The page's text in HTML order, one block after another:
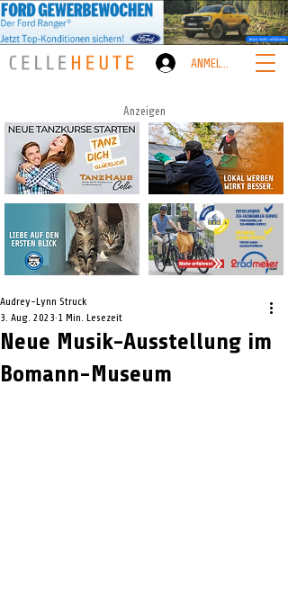
ANMELDEN
Anzeigen
Neue Musik-Ausstellung im
Bomann-Museum
Audrey-Lynn Struck
3. Aug. 2023 1 Min. Lesezeit